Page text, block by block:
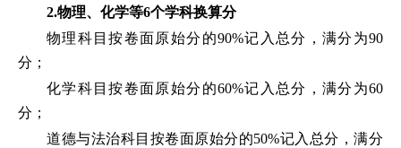
2.物理、化学等6个学科换算分
物理科目按卷面原始分的90%记入总分，满分为90
分；
化学科目按卷面原始分的60%记入总分，满分为60
分；
道德与法治科目按卷面原始分的50%记入总分，满分